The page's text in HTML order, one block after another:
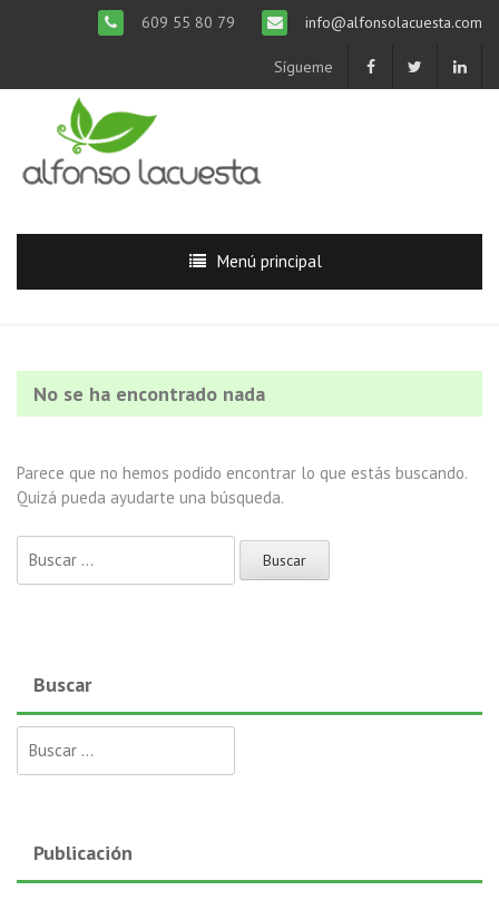
609 55 80 79 info@alfonsolacuesta.com
Sígueme
Menú principal
No se ha encontrado nada
Parece que no hemos podido encontrar lo que estás buscando.
Quizá pueda ayudarte una búsqueda.
Buscar
Publicación